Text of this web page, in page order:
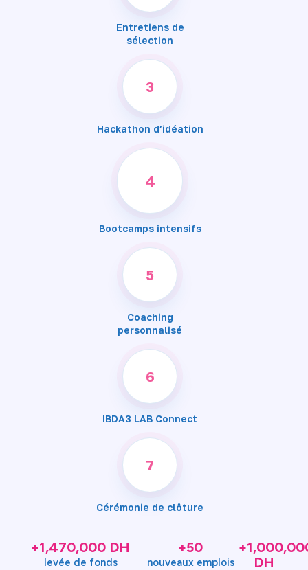
Entretiens de
sélection
3
Hackathon d’idéation
4
Bootcamps intensifs
5
Coaching
personnalisé
6
IBDA3 LAB Connect
7
Cérémonie de clôture
+1,470,000 DH
levée de fonds
+50
nouveaux emplois
DH